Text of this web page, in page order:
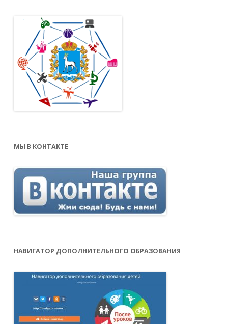
МЫ В КОНТАКТЕ
НАВИГАТОР ДОПОЛНИТЕЛЬНОГО ОБРАЗОВАНИЯ